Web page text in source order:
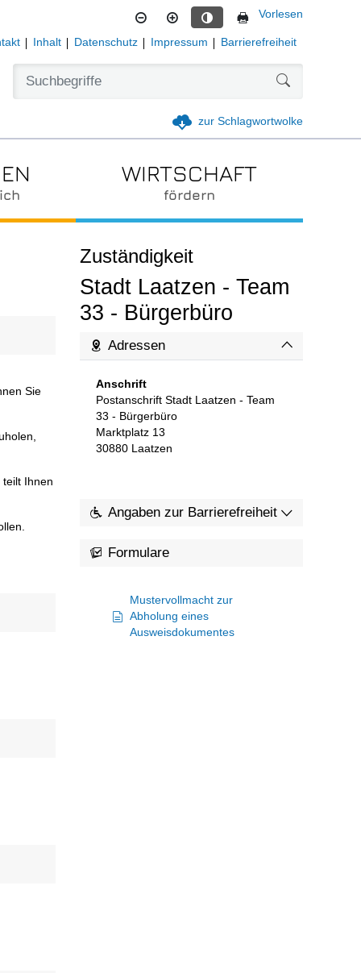
Kontrastmodus aktivieren
Vorlesen
Inhalt Datenschutz Impressum Barrierefreiheit
zur Schlagwortwolke
WIRTSCHAFT
fördern
Sie
Ihnen
Zuständigkeit
Stadt Laatzen - Team
33 - Bürgerbüro
Adressen
Anschrift
Postanschrift Stadt Laatzen - Team
33 - Bürgerbüro
Marktplatz 13
30880 Laatzen
Angaben zur Barrierefreiheit
Formulare
Mustervollmacht zur
Abholung eines
Ausweisdokumentes